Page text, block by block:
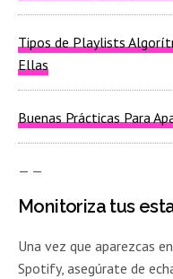
Tipos de Playlists
Ellas
Buenas Prácticas Para
— —
Monitoriza tus
Una vez que aparezcas
Spotify, asegúrate de